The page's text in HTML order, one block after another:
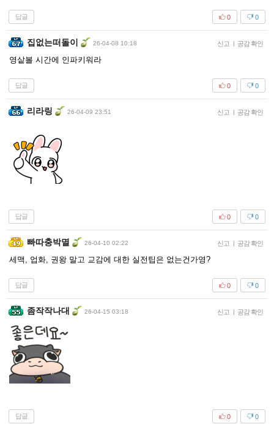
답글 0
0
집없는떠돌이 26-04-08 10:18 신고 | 공감 확인
영샅볼 시간에 인파키워라
답글 0
0
리라링 26-04-09 23:51 신고 | 공감 확인
답글 0
0
빠따충박멸 26-04-10 02:22 신고 | 공감 확인
세맥, 업화, 권왕 말고 교감에 대한 실전팁은 없는건가영?
답글 0
0
좀작작나대 26-04-15 03:18 신고 | 공감 확인
답글 0
0